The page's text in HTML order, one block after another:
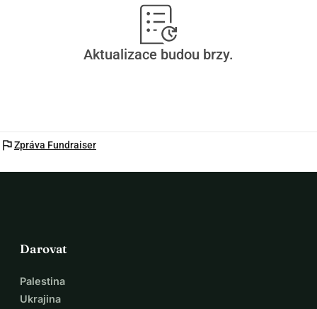
Aktualizace budou brzy.
flagZpráva Fundraiser
Darovat
Palestina
Ukrajina